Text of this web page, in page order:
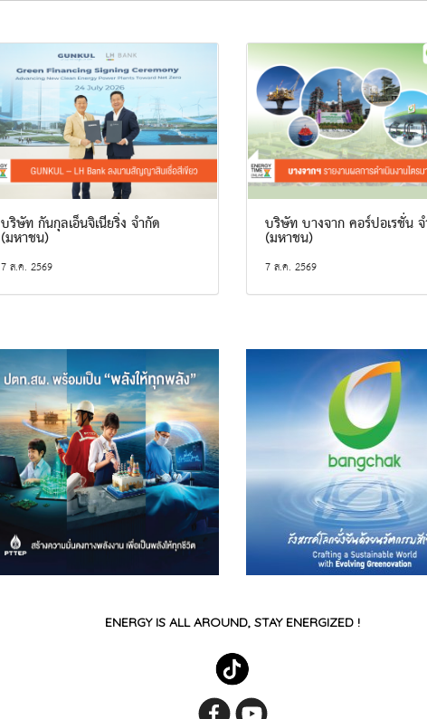
บริษัท กันกุลเอ็นจิเนียริ่ง จำกัด
(มหาชน)
7 ส.ค. 2569
บริษัท บางจาก คอร์ปอเรชั่น
(มหาชน)
7 ส.ค. 2569
ENERGY IS ALL AROUND, STAY ENERGIZED !